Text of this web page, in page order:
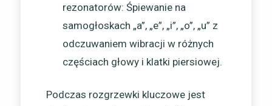
rezonatorów: Śpiewanie na
samogłoskach „a”, „e”, „i”, „o”, „u” z
odczuwaniem wibracji w różnych
częściach głowy i klatki piersiowej.
Podczas rozgrzewki kluczowe jest